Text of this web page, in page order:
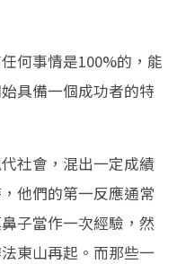
何事情是100%的，能
具備一個成功者的特
社會，混出一定成績
他們的第一反應通常
子當作一次經驗，然
東山再起。而那些一